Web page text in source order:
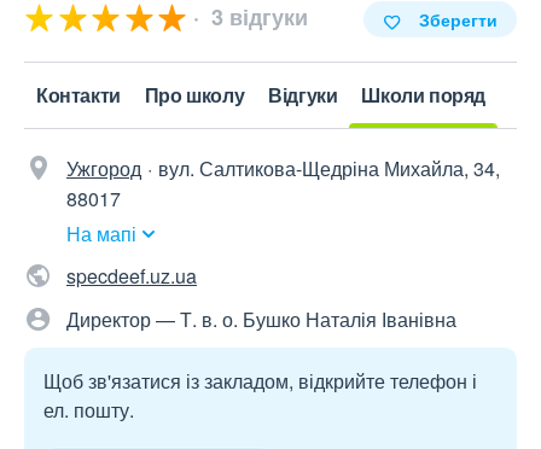
3 відгуки Зберегти
Контакти Про школу Відгуки Школи поряд
Ужгород
вул. Салтикова-Щедріна Михайла, 34,
88017
На мапі
specdeef.uz.ua
Директор — Т. в. о. Бушко Наталія Іванівна
Щоб зв'язатися із закладом, відкрийте телефон і
ел. пошту.